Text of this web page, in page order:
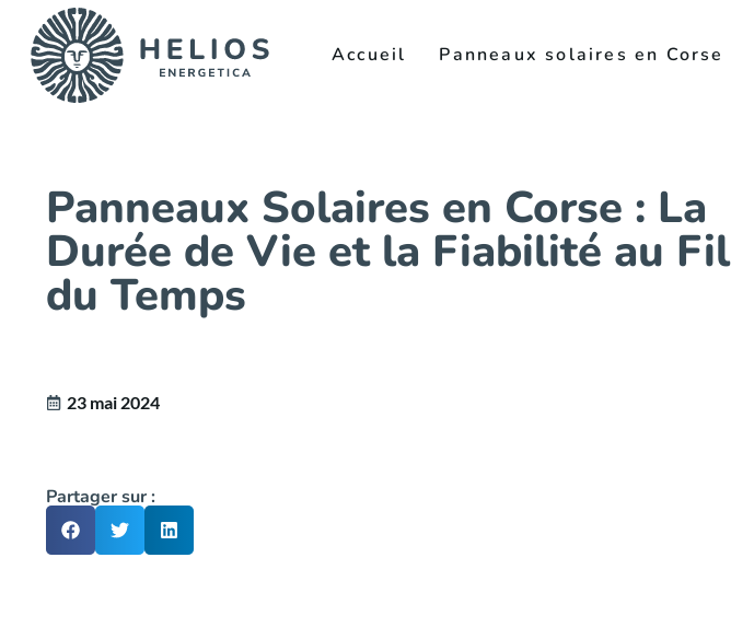
Accueil Panneaux solaires en Corse
Panneaux Solaires en Corse : La
Durée de Vie et la Fiabilité au Fil
du Temps
23 mai 2024
Partager sur :